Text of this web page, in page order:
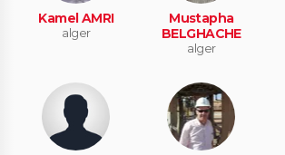
Kamel AMRI
alger
Mustapha
BELGHACHE
alger